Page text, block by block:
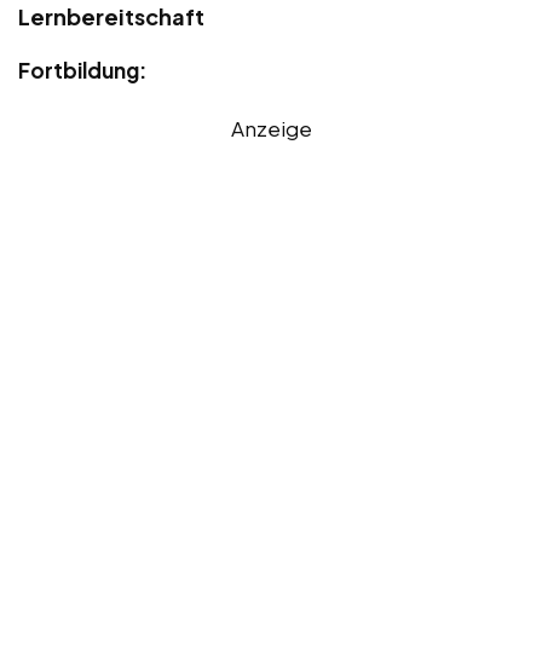
Lernbereitschaft
Fortbildung:
Anzeige